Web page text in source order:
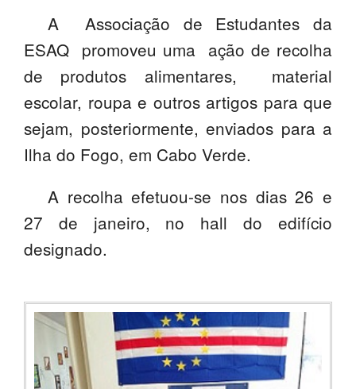
SASE
Clubes Escolares
FORmaESAQ
@esaq.erasmus
@oficina.do.largo
ESCOLA
ALUNOS
A Associação de Estudantes da
ESAQ promoveu uma ação de recolha
de produtos alimentares, material
escolar, roupa e outros artigos para que
sejam, posteriormente, enviados para a
Ilha do Fogo, em Cabo Verde.
A recolha efetuou-se nos dias 26 e
27 de janeiro, no hall do edifício
designado.